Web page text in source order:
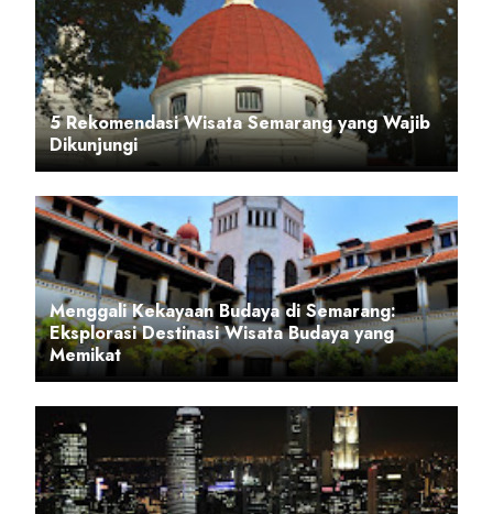
5 Rekomendasi Wisata Semarang yang Wajib
Dikunjungi
Menggali Kekayaan Budaya di Semarang:
Eksplorasi Destinasi Wisata Budaya yang
Memikat